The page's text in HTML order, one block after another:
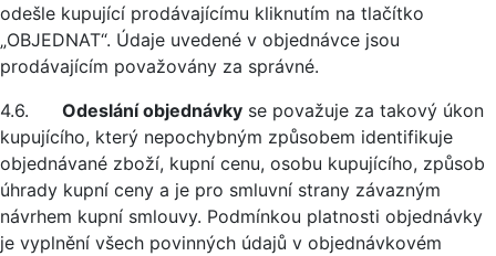
odešle kupující prodávajícímu kliknutím na tlačítko
„OBJEDNAT“. Údaje uvedené v objednávce jsou
prodávajícím považovány za správné.
4.6. Odeslání objednávky se považuje za takový úkon
kupujícího, který nepochybným způsobem identifikuje
objednávané zboží, kupní cenu, osobu kupujícího, způsob
úhrady kupní ceny a je pro smluvní strany závazným
návrhem kupní smlouvy. Podmínkou platnosti objednávky
je vyplnění všech povinných údajů v objednávkovém